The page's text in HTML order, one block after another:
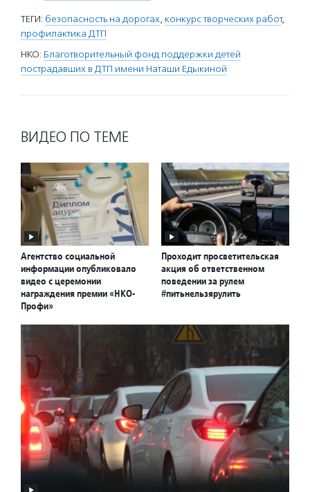
ТЕГИ: безопасность на дорогах, конкурс творческих работ,
профилактика ДТП
НКО: Благотворительный фонд поддержки детей
пострадавших в ДТП имени Наташи Едыкиной
ВИДЕО ПО ТЕМЕ
Агентство социальной
информации опубликовало
видео с церемонии
награждения премии «НКО-
Профи»
Проходит просветительская
акция об ответственном
поведении за рулем
#питьнельзярулить